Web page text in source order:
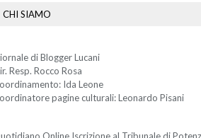
CHI SIAMO
di Blogger Lucani
Resp. Rocco Rosa
Ida Leone
pagine culturali: Leonardo Pisani